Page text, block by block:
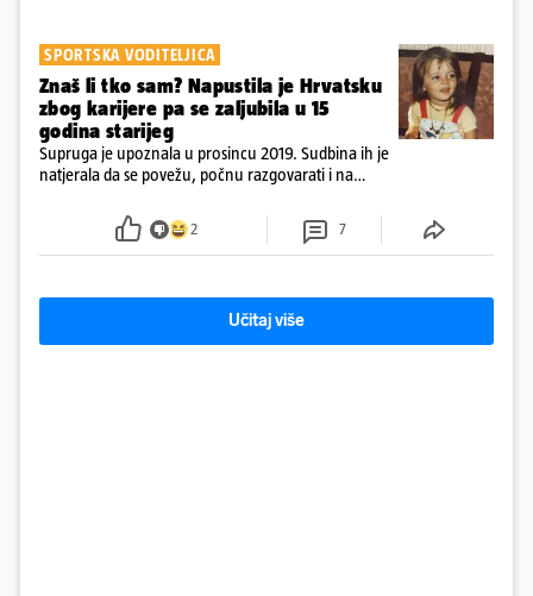
SPORTSKA VODITELJICA
Znaš li tko sam? Napustila je Hrvatsku
zbog karijere pa se zaljubila u 15
godina starijeg
Supruga je upoznala u prosincu 2019. Sudbina ih je
natjerala da se povežu, počnu razgovarati i na
2 7
Učitaj više